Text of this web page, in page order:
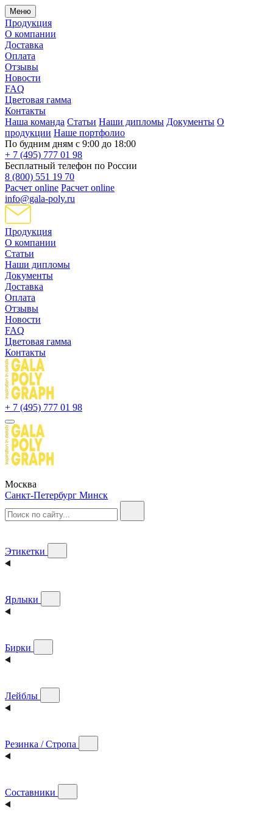
Меню
Продукция
О компании
Доставка
Оплата
Отзывы
Новости
FAQ
Цветовая гамма
Контакты
Наша команда Статьи Наши дипломы Документы О
продукции Наше портфолио
По будним дням с 9:00 до 18:00
+ 7 (495) 777 01 98
Бесплатный телефон по России
8 (800) 551 19 70
Расчет online Расчет online
info@gala-poly.ru
Продукция
О компании
Статьи
Наши дипломы
Документы
Доставка
Оплата
Отзывы
Новости
FAQ
Цветовая гамма
Контакты
+ 7 (495) 777 01 98
Москва
Санкт-Петербург Минск
Этикетки
Ярлыки
Бирки
Лейблы
Резинка / Стропа
Составники